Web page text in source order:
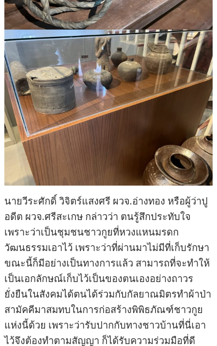
นายวีระศักดิ์ วิจิตร์แสงศรี ผวจ.อ่างทอง หรือผู้ว่าปู
อดีต ผวจ.ศรีสะเกษ กล่าวว่า ตนรู้สึกประทับใจ
เพราะว่าเป็นชุมชนชาวกูยที่หวงแหนมรดก
วัฒนธรรมเอาไว้ เพราะว่าที่ผ่านมาไม่มีที่เก็บรักษา
ขณะนี้ก็มีอย่างเป็นทางการแล้ว สามารถที่จะทำให้
เป็นเอกลักษณ์เก็บไว้เป็นของตนเองอย่างถาวร
ยั่งยืนในสังคมได้ตนได้ร่วมกับกัลยาณมิตรทำผ้าป่า
สามัคคีมาสมทบในการก่อสร้างพิพิธภัณฑ์ชาวกูย
แห่งนี้ด้วย เพราะว่ารับปากกับทางชาวบ้านที่นี่เอา
ไว้จึงต้องทำตามสัญญา ก็ได้รับความร่วมมือที่ดี